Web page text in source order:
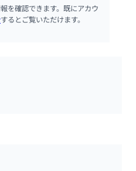
を確認できます。既にアカウ
するとご覧いただけます。